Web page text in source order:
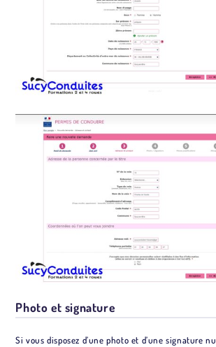
Photo et signature
Si vous disposez d’une photo et d’une signature